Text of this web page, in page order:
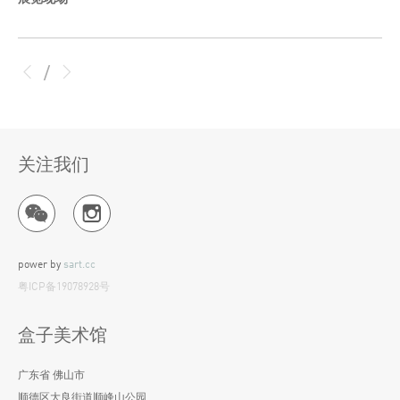
/
关注我们
power by sart.cc
粤ICP备19078928号
盒子美术馆
广东省 佛山市